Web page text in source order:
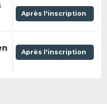
Après l'inscription
Après l'inscription